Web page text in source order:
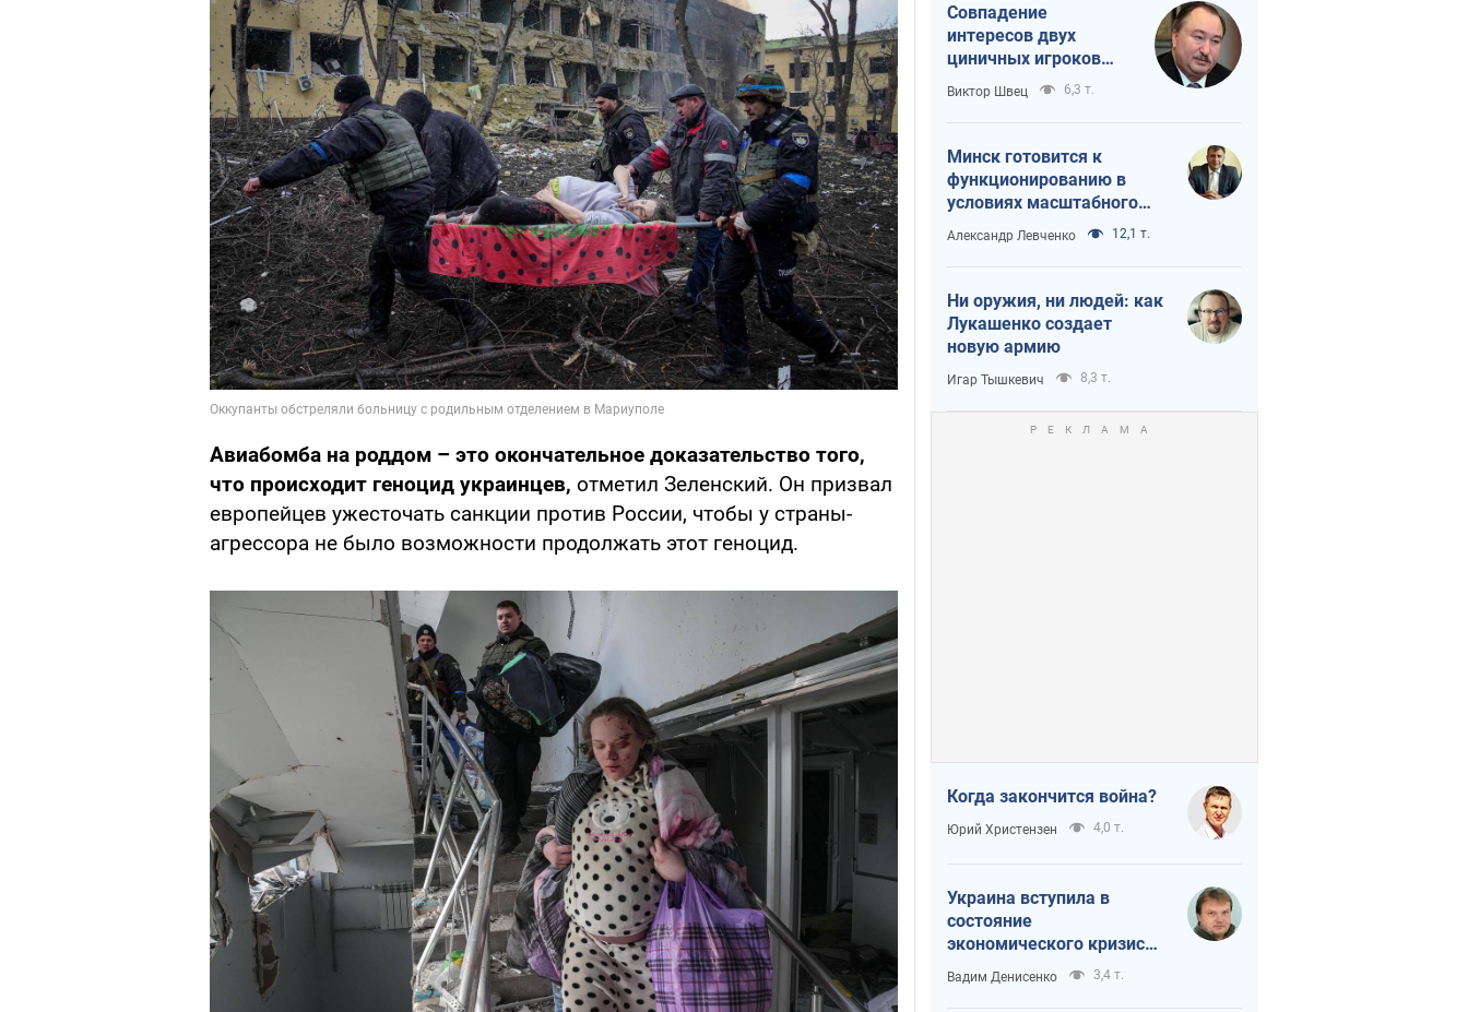
Авиабомба на роддом – это окончательное доказательство того,
что происходит геноцид украинцев, отметил Зеленский. Он призвал
европейцев ужесточать санкции против России, чтобы у страны-
агрессора не было возможности продолжать этот геноцид.
Совпадение
интересов двух
циничных игроков
или тайный план
Трампа и Путина?
Виктор Швец 6,3 т.
Минск готовится к
функционированию в
условиях масштабного
военного кризиса
Александр Левченко 12,1 т.
Ни оружия, ни людей: как
Лукашенко создает
новую армию
Игар Тышкевич 8,3 т.
Когда закончится война?
Юрий Христензен 4,0 т.
Украина вступила в
состояние
экономического кризиса.
Есть ли свет в конце
туннеля?
Вадим Денисенко 3,4 т.